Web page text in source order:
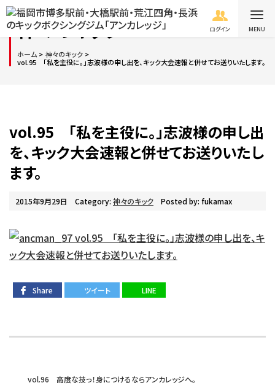
ログイン
神々のキック
ホーム
神々のキック
vol.95 「私を主役に。」志波様の申し出を、キック大会速報と併せてお送りいたします。
vol.95 「私を主役に。」志波様の申し出
を、キック大会速報と併せてお送りいたし
ます。
2015年9月29日 Category: 神々のキック Posted by: fukamax
Share ツイート LINE
vol.96 高度な技っ！身につけるならアンカレッジへ。